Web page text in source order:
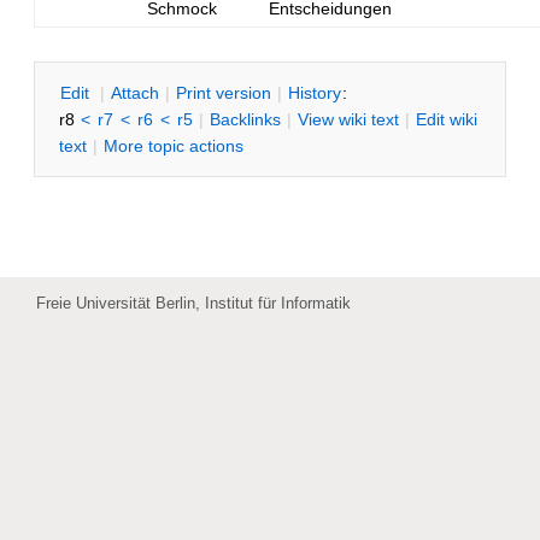
Schmock Entscheidungen
Edit | Attach | Print version | History:
r8 < r7 < r6 < r5 | Backlinks | View wiki text | Edit wiki
text | More topic actions
Freie Universität Berlin, Institut für Informatik